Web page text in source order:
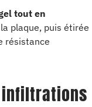
tout en
plaque, puis étirée
résistance